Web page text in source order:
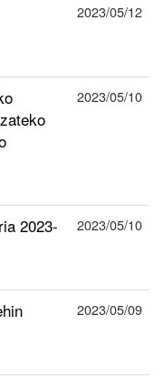
2023/05/12
2023/05/10
2023-
2023/05/10
2023/05/09